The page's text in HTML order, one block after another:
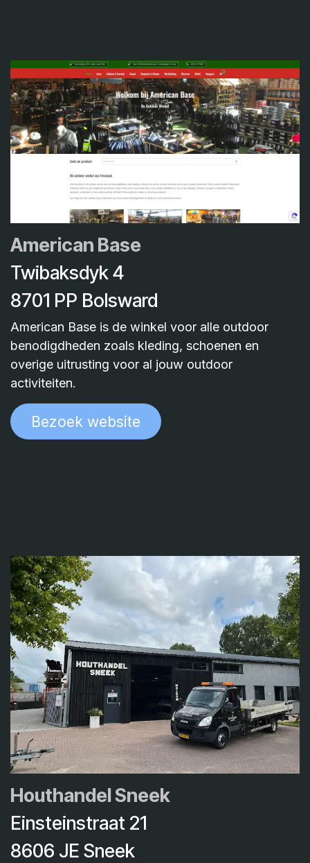
American Base
Twibaksdyk 4
8701 PP Bolsward
American Base is de winkel voor alle outdoor
benodigdheden zoals kleding, schoenen en
overige uitrusting voor al jouw outdoor
activiteiten.
Bezoek websit​​​​e
Houthandel Sneek
Einsteinstraat 21
8606 JE Sneek